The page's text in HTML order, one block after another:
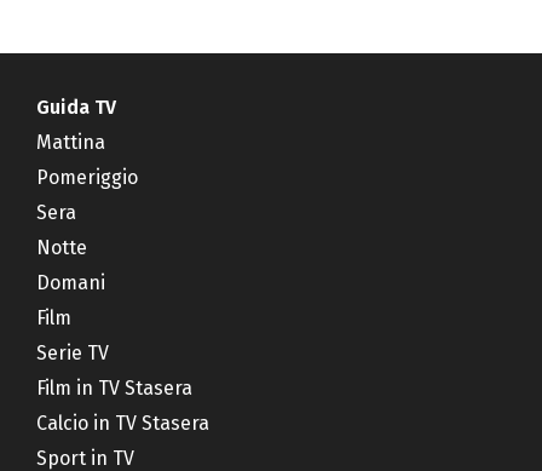
Guida TV
Mattina
Pomeriggio
Sera
Notte
Domani
Film
Serie TV
Film in TV Stasera
Calcio in TV Stasera
Sport in TV